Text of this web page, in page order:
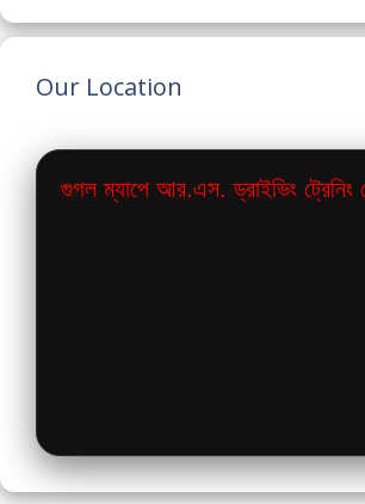
Our Location
গুগল ম্যাপে আর.এস. ড্রাইভিং ট্রেনিং